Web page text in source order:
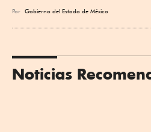
Por Gobierno del Estado de México
Noticias